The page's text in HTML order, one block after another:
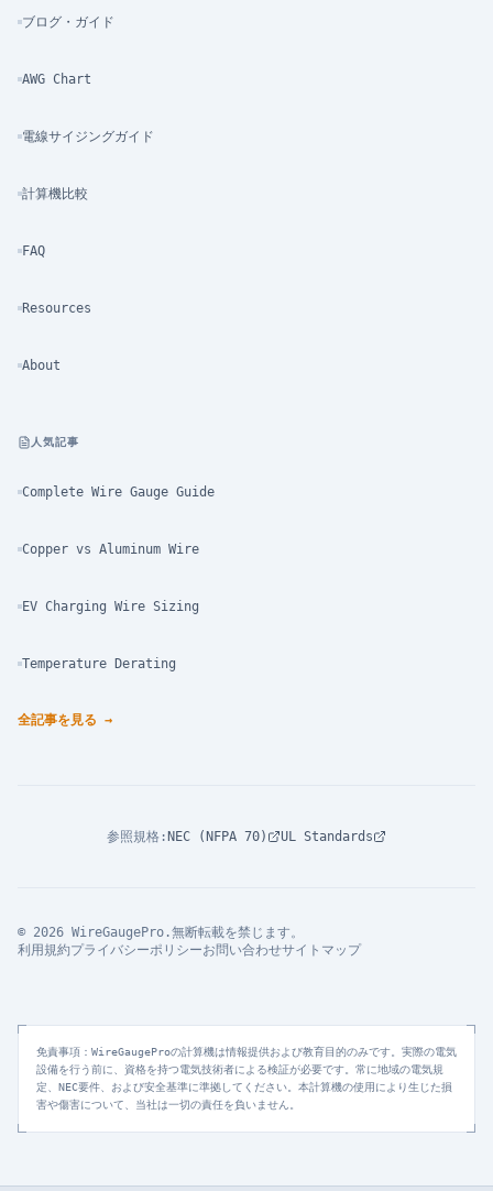
ブログ・ガイド
AWG Chart
電線サイジングガイド
計算機比較
FAQ
Resources
About
人気記事
Complete Wire Gauge Guide
Copper vs Aluminum Wire
EV Charging Wire Sizing
Temperature Derating
全記事を見る →
参照規格 : NEC (NFPA 70) UL Standards
© 2026 WireGaugePro.無断転載を禁じます。
利用規約プライバシーポリシーお問い合わせサイトマップ
免責事項：WireGaugeProの計算機は情報提供および教育目的のみです。実際の電気
設備を行う前に、資格を持つ電気技術者による検証が必要です。常に地域の電気規
定、NEC要件、および安全基準に準拠してください。本計算機の使用により生じた損
害や傷害について、当社は一切の責任を負いません。